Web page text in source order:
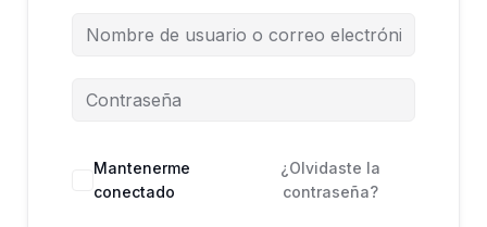
Mantenerme
conectado
¿Olvidaste la
contraseña?